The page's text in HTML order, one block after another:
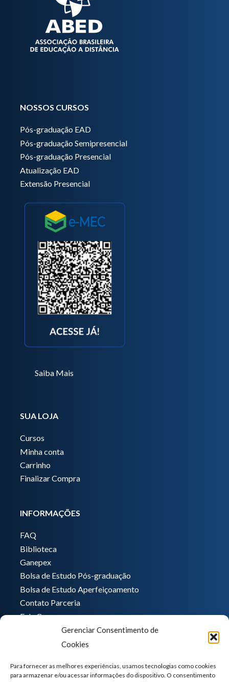
Gerenciar Consentimento de
Cookies
Para fornecer as melhores experiências, usamos tecnologias como cookies
para armazenar e/ou acessar informações do dispositivo. O consentimento
NOSSOS CURSOS
Pós-graduação EAD
Pós-graduação Semipresencial
Pós-graduação Presencial
Atualização EAD
Extensão Presencial
Saiba Mais
SUA LOJA
Cursos
Minha conta
Carrinho
Finalizar Compra
INFORMAÇÕES
FAQ
Biblioteca
Ganepex
Bolsa de Estudo Pós-graduação
Bolsa de Estudo Aperfeiçoamento
Contato Parceria
Fale Conosco
informatica@ganeplar.com.br